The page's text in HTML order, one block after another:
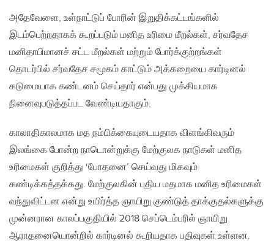
அதேவேளை, உள்நாட்டுப் போரின் இறுதிக்கட்டங்களில்
இடம்பெற்றதாகக் கூறப்படும் மனித உரிமை மீறல்கள், சர்வதேச
மனிதாபிமானச் சட்ட மீறல்கள் மற்றும் போர்க்குற்றங்கள்
தொடர்பில் சர்வதேச சமூகம் காட்டும் அக்கறையை கார்டினல்
கடுமையாக கண்டனம் செய்தார் என்பது முக்கியமாக
நினைவுபடுத்தப்பட வேண்டியதாகும்.
காலாதிகாலமாக மத நம்பிக்கையுடையதாக விளங்கிவரும்
இலங்கை போன்ற நாடொன்றுக்கு மேற்குலக நாடுகள் மனித
உரிமைகள் குறித்து ‘போதனை’ செய்வது மிகவும்
கண்டிக்கத்தக்கது. மேற்குலகின் புதிய மதமாக மனித உரிமைகள்
வந்துவிட்டன என்று உயிர்த்த ஞாயிறு குண்டுத் தாக்குதல்களுக்கு
முன்னரான காலப்பகுதியில் 2018 செப்டெம்பரில் ஞாயிறு
ஆராதனையொன்றில் கார்டினல் கூறியதாக பதிவுகள் உள்ளன.